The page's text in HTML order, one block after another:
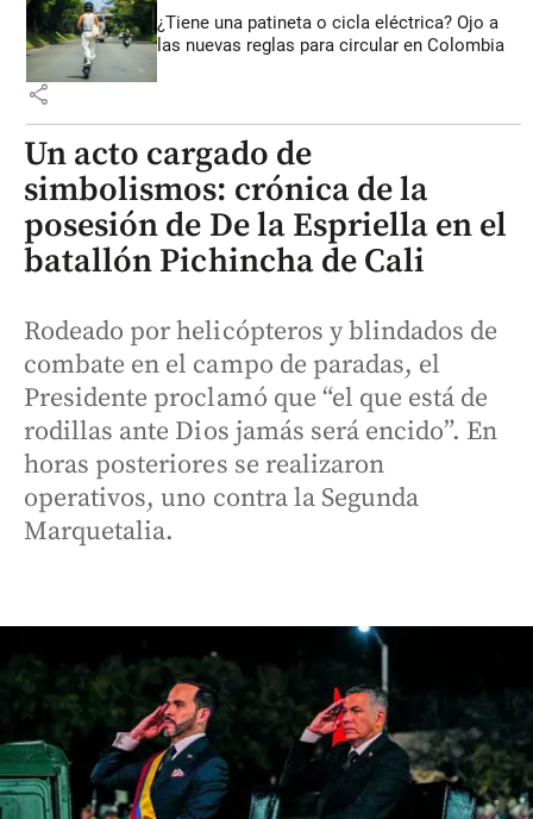
¿Tiene una patineta o cicla eléctrica? Ojo a
las nuevas reglas para circular en Colombia
share
Un acto cargado de
simbolismos: crónica de la
posesión de De la Espriella en el
batallón Pichincha de Cali
Rodeado por helicópteros y blindados de
combate en el campo de paradas, el
Presidente proclamó que “el que está de
rodillas ante Dios jamás será encido”. En
horas posteriores se realizaron
operativos, uno contra la Segunda
Marquetalia.